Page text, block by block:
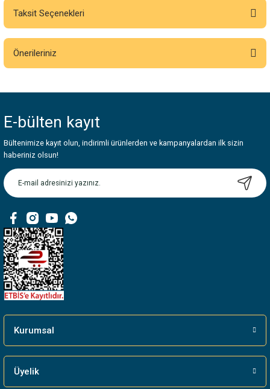
Bu ürüne ilk yorumu siz yapın!
Taksit Seçenekleri
Önerileriniz
Görüş ve önerileriniz için teşekkür ederiz.
Ürün resmi kalitesiz, bozuk veya görüntülenemiyor.
Ürün açıklamasında eksik bilgiler bulunuyor.
Ürün bilgilerinde hatalar bulunuyor.
Bu ürüne benzer farklı alternatifler olmalı.
E-bülten kayıt
Bültenimize kayıt olun, indirimli ürünlerden ve kampanyalardan ilk sizin
haberiniz olsun!
Kurumsal
Üyelik